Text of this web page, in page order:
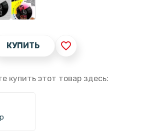
КУПИТЬ favorite_border
купить этот товар здесь: